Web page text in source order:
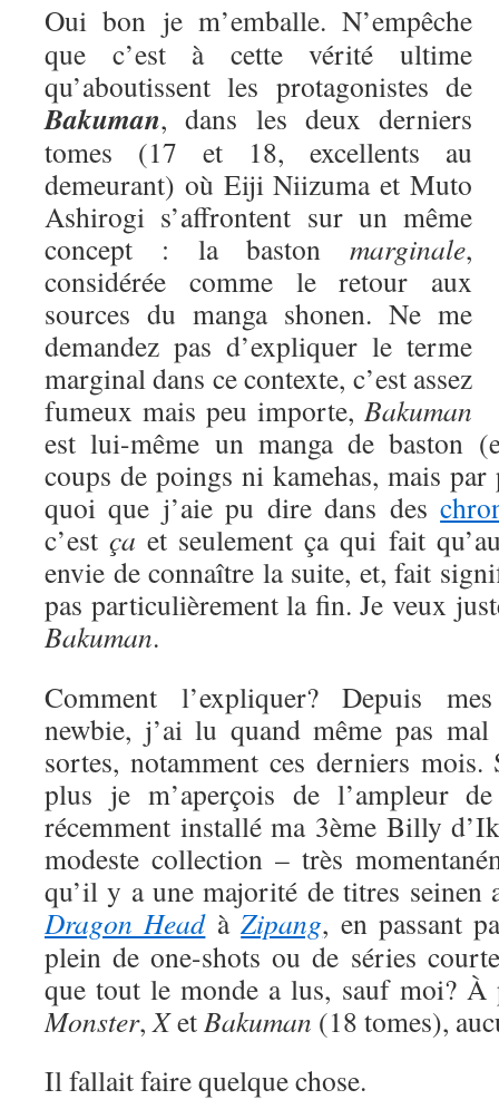
Oui bon je m’emballe. N’empêche
que c’est à cette vérité ultime
qu’aboutissent les protagonistes de
Bakuman, dans les deux derniers
tomes (17 et 18, excellents au
demeurant) où Eiji Niizuma et Muto
Ashirogi s’affrontent sur un même
concept : la baston marginale,
considérée comme le retour aux
sources du manga shonen. Ne me
demandez pas d’expliquer le terme
marginal dans ce contexte, c’est assez
fumeux mais peu importe, Bakuman
est lui-même un manga de baston
coups de poings ni kamehas, mais
quoi que j’aie pu dire dans des
c’estça et seulement ça qui fait
envie de connaître la suite, et, fait
pas particulièrement la fin. Je veux
Bakuman.
Comment l’expliquer? Depuis
newbie, j’ai lu quand même pas
sortes, notamment ces derniers
plus je m’aperçois de l’ampleur
récemment installé ma 3ème Billy
modeste collection – très
qu’il y a une majorité de titres seinen
Dragon HeadàZipang, en passant
plein de one-shots ou de séries
que tout le monde a lus, sauf moi?
Monster,XetBakuman (18 tomes),
Il fallait faire quelque chose.